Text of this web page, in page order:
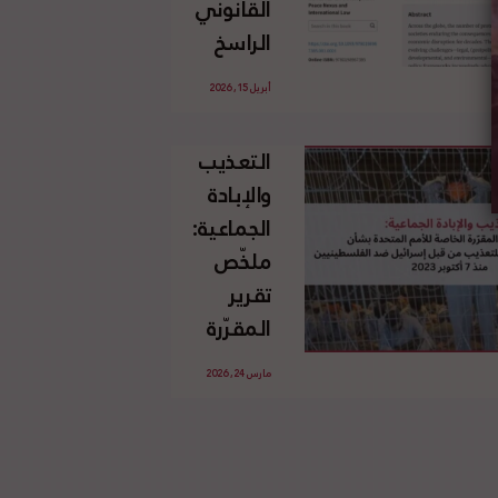
الإسرائيلي
غير
القانوني
الفلسطينية
القانوني
الراسخ
للاجئين
وحقهم
في العودة
بموجب
القانون
الدولي
أبريل 15, 2026
التعذيب
والإبادة
الجماعية:
ملخّص
تقرير
المقرّرة
الخاصة
مارس 24, 2026